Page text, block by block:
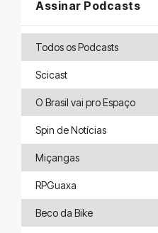
Assinar Podcasts
Todos os Podcasts
Scicast
O Brasil vai pro Espaço
Spin de Notícias
Miçangas
RPGuaxa
Beco da Bike